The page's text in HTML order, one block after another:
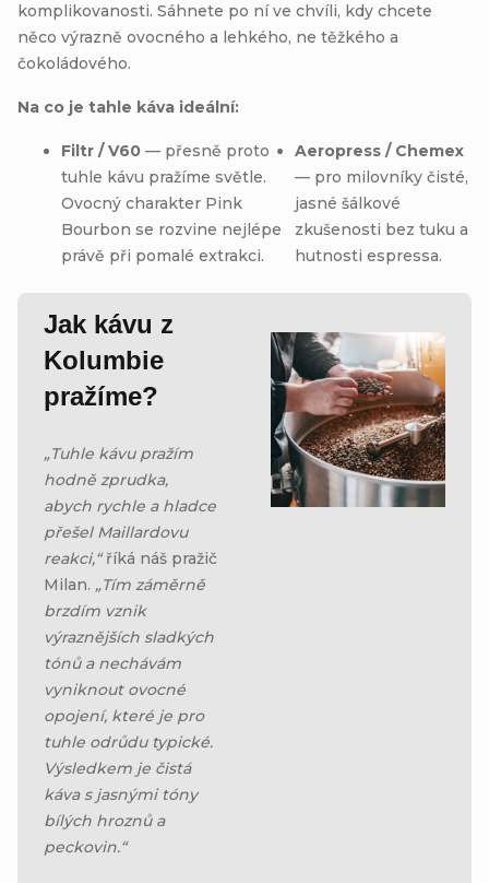
komplikovanosti. Sáhnete po ní ve chvíli, kdy chcete
něco výrazně ovocného a lehkého, ne těžkého a
čokoládového.
Na co je tahle káva ideální:
Filtr / V60 — přesně proto
tuhle kávu pražíme světle.
Ovocný charakter Pink
Bourbon se rozvine nejlépe
právě při pomalé extrakci.
Aeropress / Chemex
— pro milovníky čisté,
jasné šálkové
zkušenosti bez tuku a
hutnosti espressa.
Jak kávu z
Kolumbie
pražíme?
„Tuhle kávu pražím
hodně zprudka,
abych rychle a hladce
přešel Maillardovu
reakci,“říká náš pražič
Milan. „Tím záměrně
brzdím vznik
výraznějších sladkých
tónů a nechávám
vyniknout ovocné
opojení, které je pro
tuhle odrůdu typické.
Výsledkem je čistá
káva s jasnými tóny
bílých hroznů a
peckovin.“